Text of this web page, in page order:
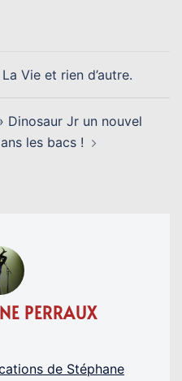
Vie et rien d’autre.
Dinosaur Jr un nouvel
les bacs !
PERRAUX
de Stéphane